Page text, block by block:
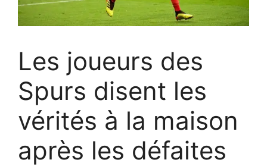
Les joueurs des
Spurs disent les
vérités à la maison
après les défaites